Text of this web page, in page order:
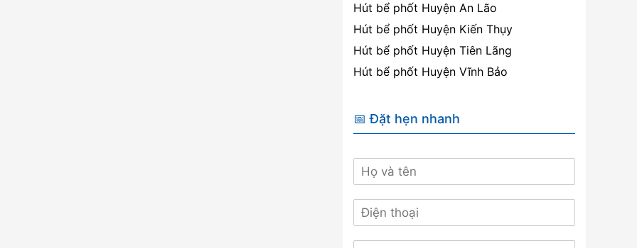
Hút bể phốt Huyện An Lão
Hút bể phốt Huyện Kiến Thụy
Hút bể phốt Huyện Tiên Lãng
Hút bể phốt Huyện Vĩnh Bảo
📅 Đặt hẹn nhanh